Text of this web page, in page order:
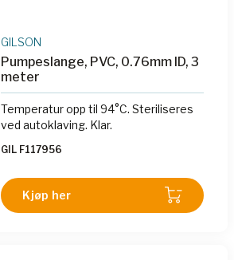
GILSON
Pumpeslange, PVC, 0.76mm ID, 3
meter
Temperatur opp til 94°C. Steriliseres
ved autoklaving. Klar.
GIL F117956
Kjøp her